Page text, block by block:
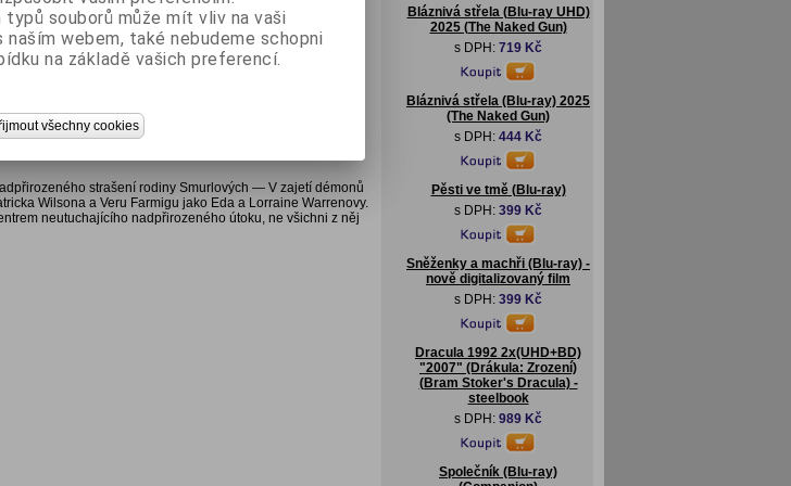
finské, norské, polské, španělské (Kastilie), švédské
strašení rodiny Smurlových — V zajetí démonů
Wilsona a Veru Farmigu jako Eda a Lorraine Warrenovy.
neutuchajícího nadpřirozeného útoku, ne všichni z něj
Bláznivá střela (Blu-ray UHD)
2025 (The Naked Gun)
s DPH: 719 Kč
Bláznivá střela (Blu-ray) 2025
(The Naked Gun)
s DPH: 444 Kč
Pěsti ve tmě (Blu-ray)
s DPH: 399 Kč
Sněženky a machři (Blu-ray) -
nově digitalizovaný film
s DPH: 399 Kč
Dracula 1992 2x(UHD+BD)
"2007" (Drákula: Zrození)
(Bram Stoker's Dracula) -
steelbook
s DPH: 989 Kč
Společník (Blu-ray)
souborů může mít vliv na vaši
webem, také nebudeme schopni
na základě vašich preferencí.
všechny cookies